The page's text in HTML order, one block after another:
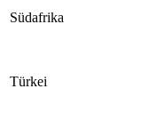
Südafrika
Türkei